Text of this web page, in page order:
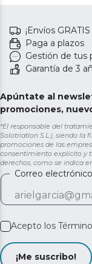
¡Envíos
Paga a plazos
Gestión de tus
Garantía de 3
Apúntate al
promociones,
*El responsable del
Solotriatlon S.L.), siendo
promociones de las
consentimiento explícito y
derechos, como se indica
Correo electrónico
Acepto los
¡Me suscribo!